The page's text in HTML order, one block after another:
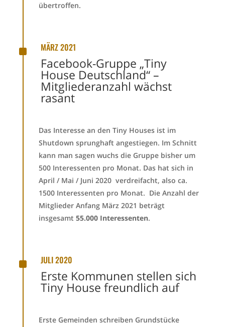
übertroffen.
^ MÄRZ 2021
Facebook-Gruppe „Tiny
House Deutschland“ –
Mitgliederanzahl wächst
rasant
Das Interesse an den Tiny Houses ist im
Shutdown sprunghaft angestiegen. Im Schnitt
kann man sagen wuchs die Gruppe bisher um
500 Interessenten pro Monat. Das hat sich in
April / Mai / Juni 2020 verdreifacht, also ca.
1500 Interessenten pro Monat. Die Anzahl der
Mitglieder Anfang März 2021 beträgt
insgesamt 55.000 Interessenten.
^ JULI 2020
Erste Kommunen stellen sich
Tiny House freundlich auf
Erste Gemeinden schreiben Grundstücke